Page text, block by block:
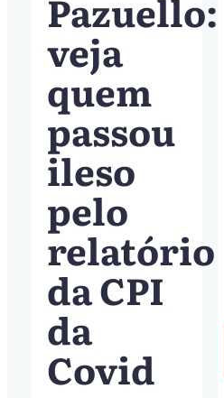
veja
quem
passou
ileso
pelo
relatório
da CPI
da
Covid